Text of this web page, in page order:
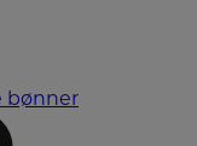
bønner